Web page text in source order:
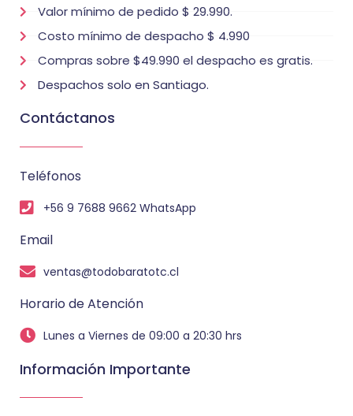
Valor mínimo de pedido $ 29.990.
Costo mínimo de despacho $ 4.990
Compras sobre $49.990 el despacho es gratis.
Despachos solo en Santiago.
Contáctanos
Teléfonos
+56 9 7688 9662 WhatsApp
Email
ventas@todobaratotc.cl
Horario de Atención
Lunes a Viernes de 09:00 a 20:30 hrs
Información Importante